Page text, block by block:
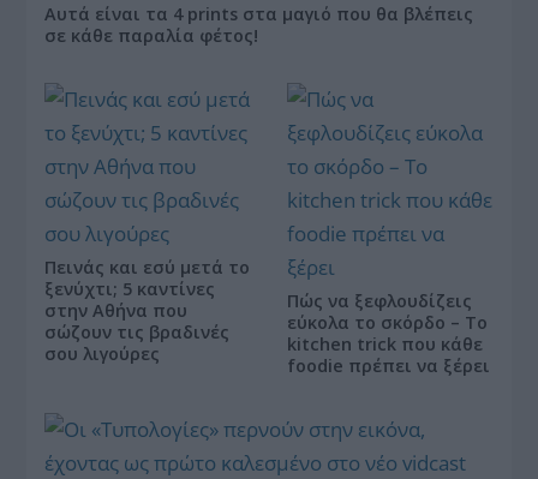
Αυτά είναι τα 4 prints στα μαγιό που θα βλέπεις
σε κάθε παραλία φέτος!
Πεινάς και εσύ μετά το
ξενύχτι; 5 καντίνες
στην Αθήνα που
σώζουν τις βραδινές
σου λιγούρες
Πώς να ξεφλουδίζεις
εύκολα το σκόρδο – Το
kitchen trick που κάθε
foodie πρέπει να ξέρει